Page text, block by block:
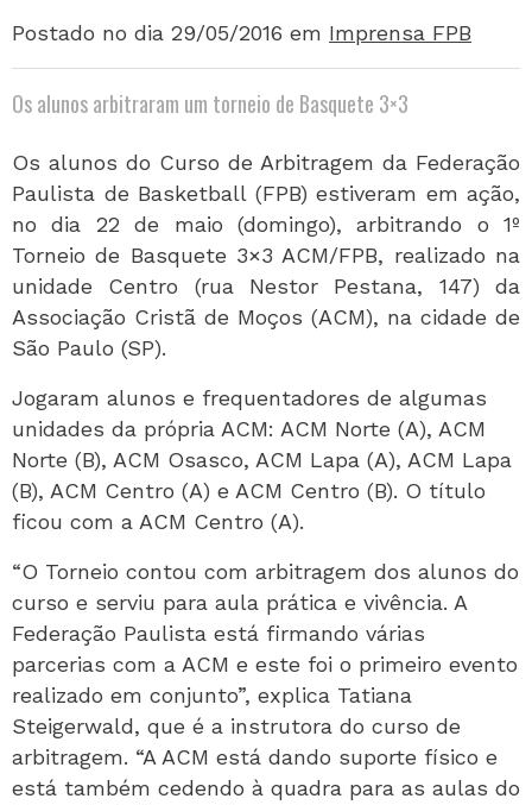
Postado no dia 29/05/2016 em Imprensa FPB
Os alunos arbitraram um torneio de Basquete 3×3
Os alunos do Curso de Arbitragem da Federação
Paulista de Basketball (FPB) estiveram em ação,
no dia 22 de maio (domingo), arbitrando o 1º
Torneio de Basquete 3×3 ACM/FPB, realizado na
unidade Centro (rua Nestor Pestana, 147) da
Associação Cristã de Moços (ACM), na cidade de
São Paulo (SP).
Jogaram alunos e frequentadores de algumas
unidades da própria ACM: ACM Norte (A), ACM
Norte (B), ACM Osasco, ACM Lapa (A), ACM Lapa
(B), ACM Centro (A) e ACM Centro (B). O título
ficou com a ACM Centro (A).
“O Torneio contou com arbitragem dos alunos do
curso e serviu para aula prática e vivência. A
Federação Paulista está firmando várias
parcerias com a ACM e este foi o primeiro evento
realizado em conjunto”, explica Tatiana
Steigerwald, que é a instrutora do curso de
arbitragem. “A ACM está dando suporte físico e
está também cedendo à quadra para as aulas do